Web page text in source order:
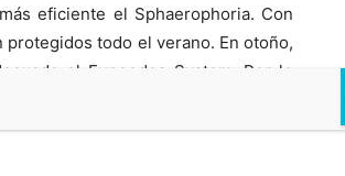
eficiente el Sphaerophoria. Con
todo el verano. En otoño,
el Eupeodes-System. Por lo